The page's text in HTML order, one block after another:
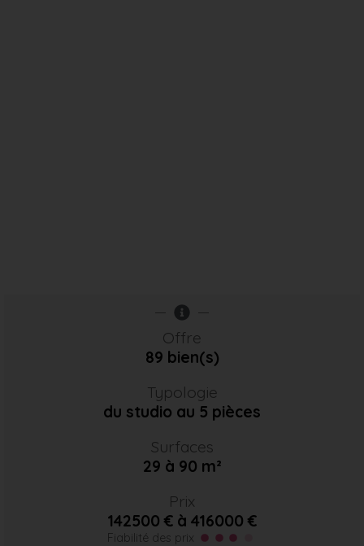
Offre
89 bien(s)
Typologie
du studio au 5 pièces
Surfaces
29 à 90 m²
Prix
142500 € à 416000 €
Fiabilité des prix